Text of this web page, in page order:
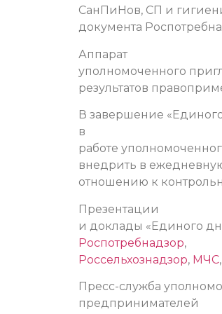
СанПиНов, СП и
документа
Аппарат
уполномоченного
результатов
В завершение
в
работе
внедрить в
отношению к
Презентации
и доклады «Единого
Роспотребнадзор,
Россельхознадзор, МЧС,
Пресс-служба
предпринимателей